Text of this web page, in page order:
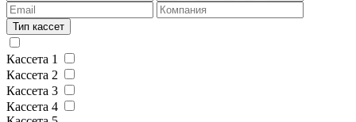
Тип кассет
Кассета 1
Кассета 2
Кассета 3
Кассета 4